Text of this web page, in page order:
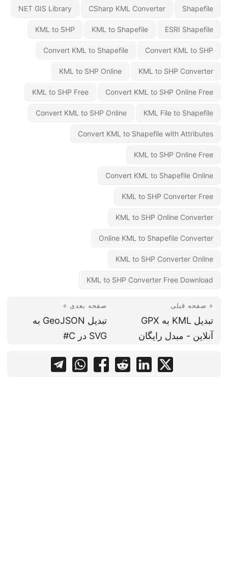
Shapefile
CSharp KML Converter
NET GIS Library
ESRI Shapefile
KML to Shapefile
KML to SHP
Convert KML to SHP
Convert KML to Shapefile
KML to SHP Converter
KML to SHP Online
Convert KML to SHP Online Free
KML to SHP Free
KML File to Shapefile
Convert KML to SHP Online
Convert KML to Shapefile with Attributes
KML to SHP Online Free
Convert KML to Shapefile Online
KML to SHP Converter Free
KML to SHP Online Converter
Online KML to Shapefile Converter
KML to SHP Converter Online
KML to SHP Converter Free Download
« صفحه قبلی
تبدیل KML به GPX
آنلاین - مبدل رایگان
صفحه بعدی »
تبدیل GeoJSON به
SVG در C#